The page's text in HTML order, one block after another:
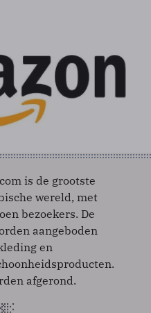
is de grootste
wereld, met
bezoekers. De
aangeboden
en
afgerond.